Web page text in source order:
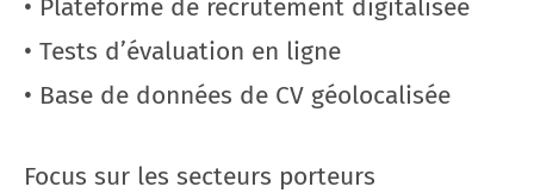
• Plateforme de recrutement digitalisée
• Tests d’évaluation en ligne
• Base de données de CV géolocalisée
Focus sur les secteurs porteurs